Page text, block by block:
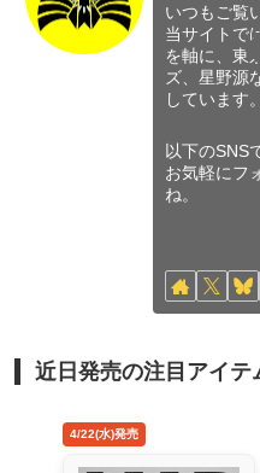
いつもご覧
当サイトで
を軸に、東
ズ、星野源
しています。
以下のSNS
お気軽にフ
ね。
近日発売の注目アイテ
4/22(水)発売